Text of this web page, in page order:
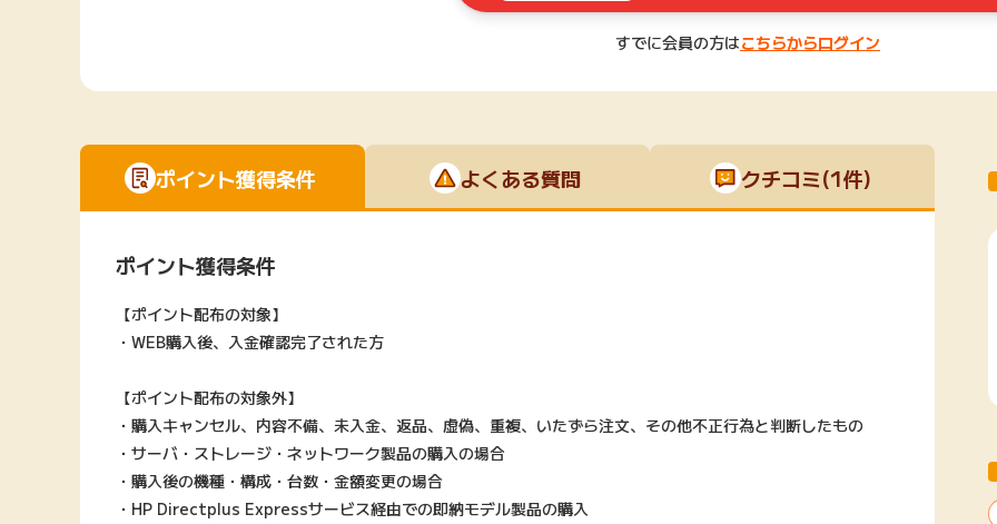
すでに会員の方はこちらからログイン
ポイント獲得条件 よくある質問 クチコミ(1件)
ポイント獲得条件
【ポイント配布の対象】
・WEB購入後、入金確認完了された方
【ポイント配布の対象外】
・購入キャンセル、内容不備、未入金、返品、虚偽、重複、いたずら注文、その他不正行為と判断したもの
・サーバ・ストレージ・ネットワーク製品の購入の場合
・購入後の機種・構成・台数・金額変更の場合
・HP Directplus Expressサービス経由での即納モデル製品の購入